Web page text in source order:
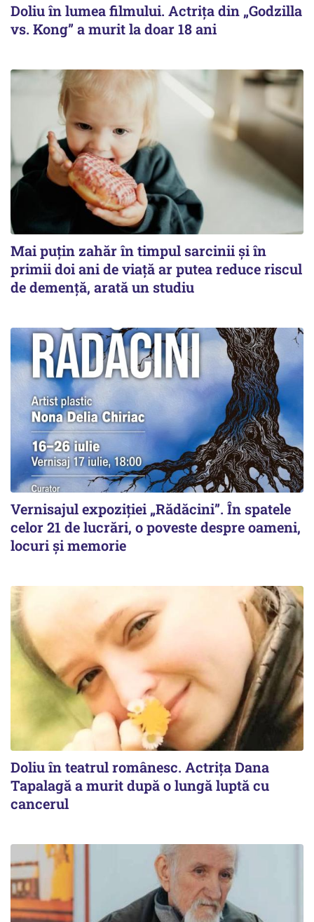
Doliu în lumea filmului. Actrița din „Godzilla
vs. Kong” a murit la doar 18 ani
Mai puțin zahăr în timpul sarcinii și în
primii doi ani de viață ar putea reduce riscul
de demență, arată un studiu
Vernisajul expoziției „Rădăcini”. În spatele
celor 21 de lucrări, o poveste despre oameni,
locuri și memorie
Doliu în teatrul românesc. Actrița Dana
Tapalagă a murit după o lungă luptă cu
cancerul